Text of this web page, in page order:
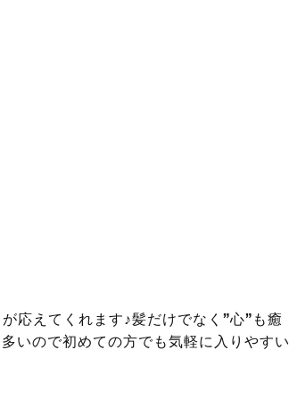
応えてくれます♪髪だけでなく”心”も癒
いので初めての方でも気軽に入りやすい